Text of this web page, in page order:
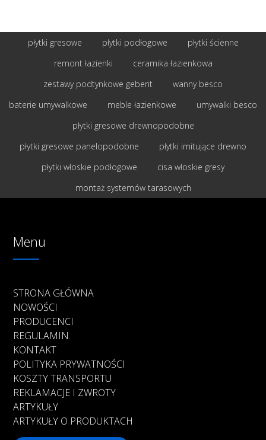
płytki gresowe płytki podłogowe
płytki ścienne
remont łazienki
ceramika łazienkowa
zestawy podtynkowe geberit
wanny besco
baterie umywalkowe
meble łazienkowe
umywalki besco
płytki gresowe drewnopodobne
płytki gresowe panelopodobne
płytki imitujące drewno
płytki włoskie podłogowe
cisa włoskie gresy
montaż systemów tarasowych
Menu
STRONA GŁÓWNA
NOWOŚCI
PRODUCENCI
REGULAMIN
KONTAKT
POLITYKA PRYWATNOŚCI
KOSZTY TRANSPORTU
REKLAMACJE I ZWROTY
ARTYKUŁY
ARTYKUŁY O PRODUKTACH